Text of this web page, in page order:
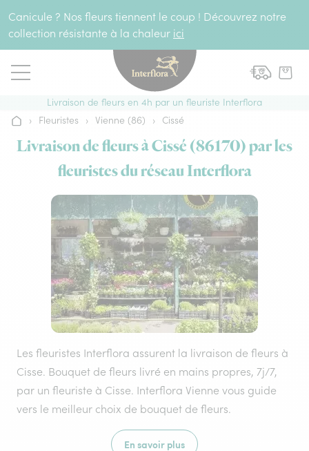
Canicule ? Nos fleurs tiennent le coup ! Découvrez notre
collection résistante à la chaleur ici
Livraison de fleurs en 4h par un fleuriste Interflora
Accueil
› Fleuristes › Vienne (86) › Cissé
Livraison de fleurs à Cissé (86170) par les
fleuristes du réseau Interflora
Les fleuristes Interflora assurent la livraison de fleurs à
Cisse. Bouquet de fleurs livré en mains propres, 7j/7,
par un fleuriste à Cisse. Interflora Vienne vous guide
vers le meilleur choix de bouquet de fleurs.
En savoir plus